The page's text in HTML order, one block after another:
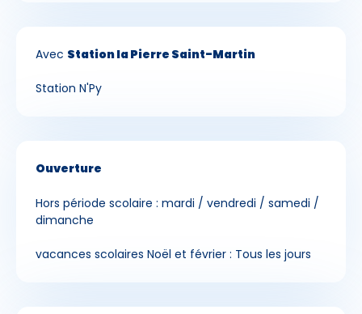
Avec Station la Pierre Saint-Martin
Station N'Py
Ouverture
Hors période scolaire : mardi / vendredi / samedi /
dimanche
vacances scolaires Noël et février : Tous les jours